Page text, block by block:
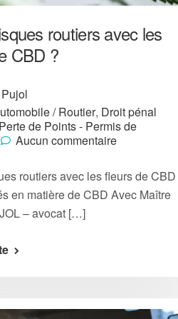
routiers avec les
CBD ?
/ Routier, Droit pénal
Perte de Points - Permis de
Aucun commentaire
routiers avec les fleurs de CBD
en matière de CBD Avec Maître
– avocat […]